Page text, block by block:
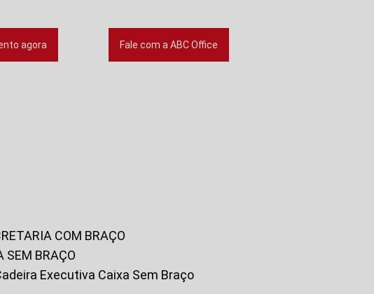
agora Fale com a ABC Office
COM BRAÇO
SEM BRAÇO
Cadeira Executiva Caixa Sem Braço